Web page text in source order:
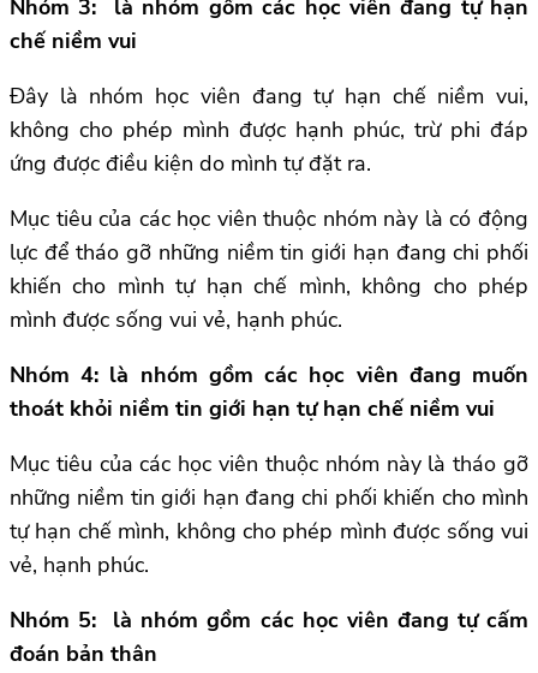
Nhóm 3: là nhóm gồm các học viên đang tự hạn
chế niềm vui
Đây là nhóm học viên đang tự hạn chế niềm vui,
không cho phép mình được hạnh phúc, trừ phi đáp
ứng được điều kiện do mình tự đặt ra.
Mục tiêu của các học viên thuộc nhóm này là có động
lực để tháo gỡ những niềm tin giới hạn đang chi phối
khiến cho mình tự hạn chế mình, không cho phép
mình được sống vui vẻ, hạnh phúc.
Nhóm 4: là nhóm gồm các học viên đang muốn
thoát khỏi niềm tin giới hạn tự hạn chế niềm vui
Mục tiêu của các học viên thuộc nhóm này là tháo gỡ
những niềm tin giới hạn đang chi phối khiến cho mình
tự hạn chế mình, không cho phép mình được sống vui
vẻ, hạnh phúc.
Nhóm 5: là nhóm gồm các học viên đang tự cấm
đoán bản thân